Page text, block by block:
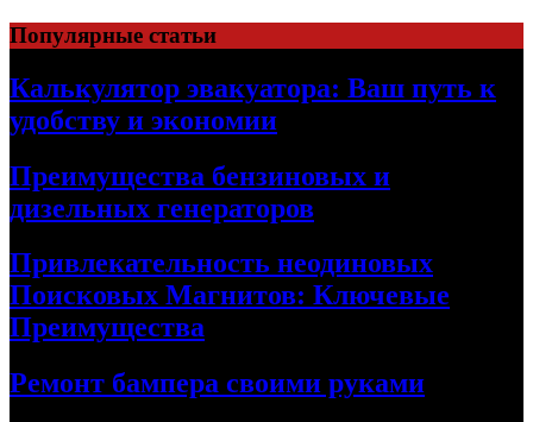
Skip
to
content
Популярные статьи
Калькулятор эвакуатора: Ваш путь к
удобству и экономии
Преимущества бензиновых и
дизельных генераторов
Привлекательность неодиновых
Поисковых Магнитов: Ключевые
Преимущества
Ремонт бампера своими руками